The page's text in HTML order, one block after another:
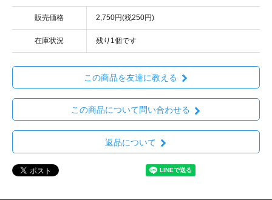
販売価格 2,750円(税250円)
在庫状況 残り1個です
この商品を友達に教える
この商品について問い合わせる
返品について